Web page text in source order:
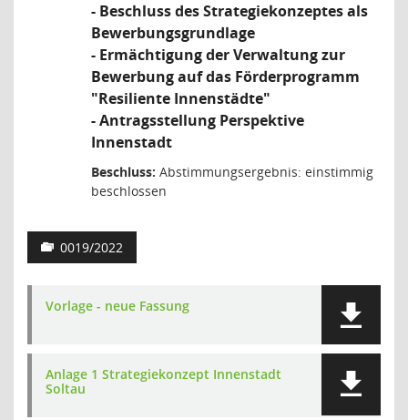
- Beschluss des Strategiekonzeptes als
Bewerbungsgrundlage
- Ermächtigung der Verwaltung zur
Bewerbung auf das Förderprogramm
"Resiliente Innenstädte"
- Antragsstellung Perspektive
Innenstadt
Beschluss: Abstimmungsergebnis: einstimmig
beschlossen
0019/2022
Vorlage - neue Fassung
Anlage 1 Strategiekonzept Innenstadt
Soltau